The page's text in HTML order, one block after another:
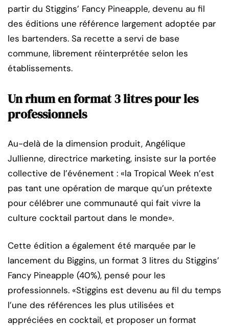
partir du Stiggins’ Fancy Pineapple, devenu au fil
des éditions une référence largement adoptée par
les bartenders. Sa recette a servi de base
commune, librement réinterprétée selon les
établissements.
Un rhum en format 3 litres pour les
professionnels
Au-delà de la dimension produit, Angélique
Jullienne, directrice marketing, insiste sur la portée
collective de l’événement : «la Tropical Week n’est
pas tant une opération de marque qu’un prétexte
pour célébrer une communauté qui fait vivre la
culture cocktail partout dans le monde».
Cette édition a également été marquée par le
lancement du Biggins, un format 3 litres du Stiggins’
Fancy Pineapple (40%), pensé pour les
professionnels. «Stiggins est devenu au fil du temps
l’une des références les plus utilisées et
appréciées en cocktail, et proposer un format